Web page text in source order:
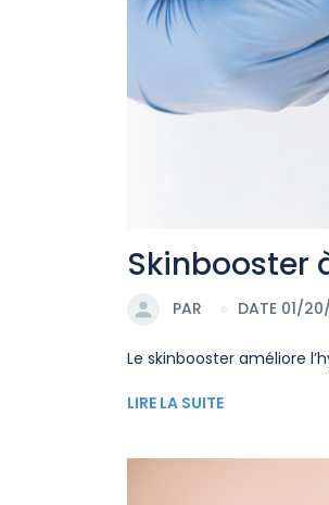
Skinbooster
PAR DATE 01/
Le skinbooster améliore
LIRE LA SUITE